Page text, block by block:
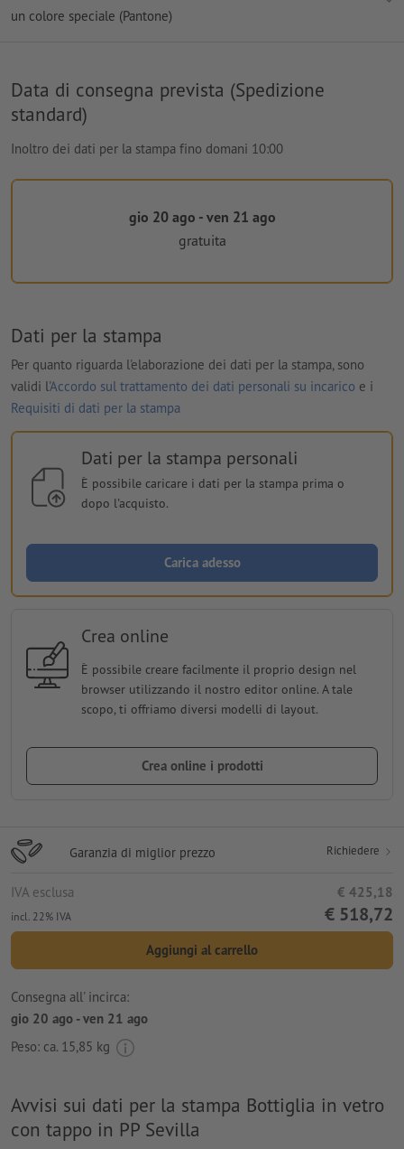
un colore speciale (Pantone)
Data di consegna prevista (Spedizione
standard)
Inoltro dei dati per la stampa fino domani 10:00
gio 20 ago - ven 21 ago
gratuita
Dati per la stampa
Per quanto riguarda l'elaborazione dei dati per la stampa, sono
validi l'Accordo sul trattamento dei dati personali su incarico e i
Requisiti di dati per la stampa
Dati per la stampa personali
È possibile caricare i dati per la stampa prima o
dopo l'acquisto.
Carica adesso
Crea online
È possibile creare facilmente il proprio design nel
browser utilizzando il nostro editor online. A tale
scopo, ti offriamo diversi modelli di layout.
Crea online i prodotti
Garanzia di miglior prezzo Richiedere
IVA esclusa € 425,18
incl. 22% IVA € 518,72
Aggiungi al carrello
Consegna all' incirca:
gio 20 ago - ven 21 ago
Peso: ca. 15,85 kg
Avvisi sui dati per la stampa Bottiglia in vetro
con tappo in PP Sevilla